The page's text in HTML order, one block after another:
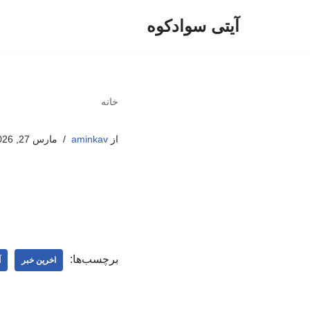
آیتی سوادکوه
خانه
ازaminkav مارس 27, 2026
برچسب‌ها: اخرین خبر